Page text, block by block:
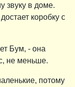
звуку в доме.
коробку с
Бум, - она
не меньше.
потому